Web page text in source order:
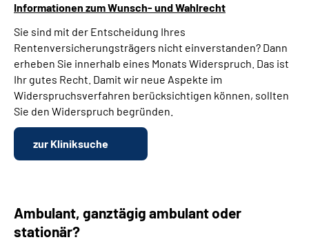
Informationen zum Wunsch- und Wahlrecht
Sie sind mit der Entscheidung Ihres
Rentenversicherungsträgers nicht einverstanden? Dann
erheben Sie innerhalb eines Monats Widerspruch. Das ist
Ihr gutes Recht. Damit wir neue Aspekte im
Widerspruchsverfahren berücksichtigen können, sollten
Sie den Widerspruch begründen.
zur Kliniksuche
Ambulant, ganztägig ambulant oder
stationär?